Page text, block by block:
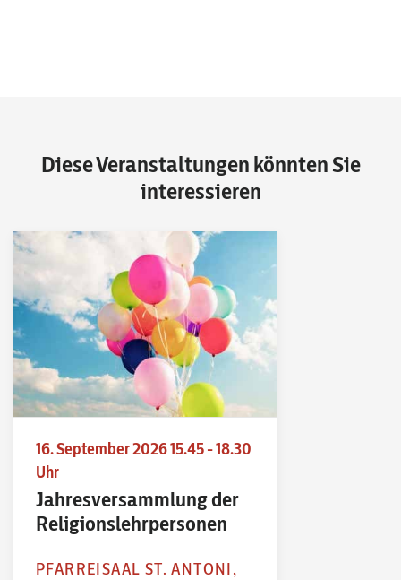
Diese Veranstaltungen könnten Sie
interessieren
16. September 2026 15.45 - 18.30
Uhr
Jahresversammlung der
Religionslehrpersonen
PFARREISAAL ST. ANTONI,